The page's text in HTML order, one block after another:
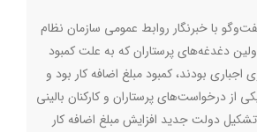
با خبرنگار روابط عمومی سازمان نظام
دغدغه‌های پرستاران که به علت کمبود
اجباری بودند، کمبود مبلغ اضافه کار بود و
از درخواست‌های پرستاران و کارکنان بالینی
تشکیل دولت جدید افزایش مبلغ اضافه کار